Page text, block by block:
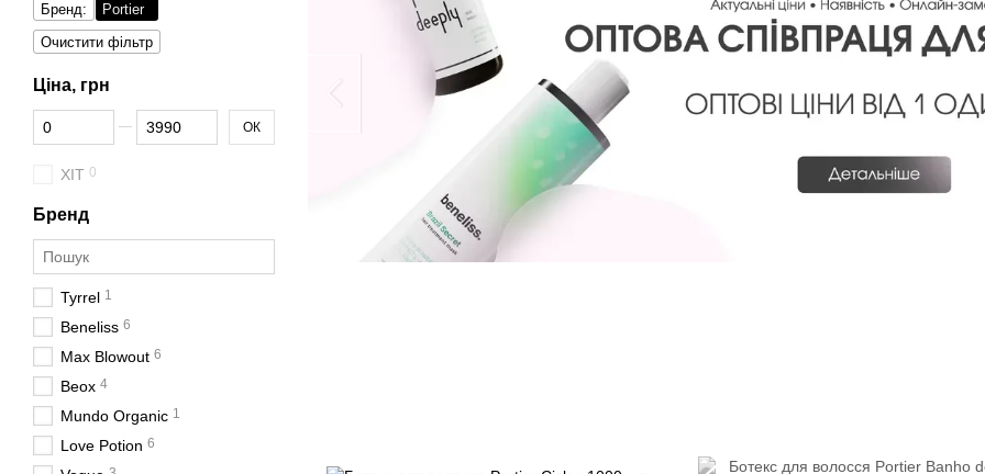
Бренд:
Portier
Очистити фільтр
Ціна, грн
Від Ціна, грн
До Ціна, грн ОК
ХІТ 0
Бренд
Tyrrel 1
Beneliss 6
Max Blowout 6
Beox 4
Mundo Organic 1
Love Potion 6